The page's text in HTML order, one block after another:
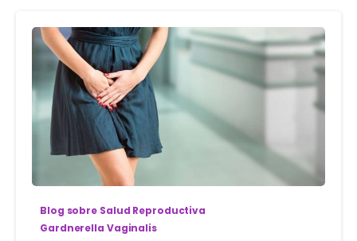
Blog sobre Salud Reproductiva
Gardnerella Vaginalis